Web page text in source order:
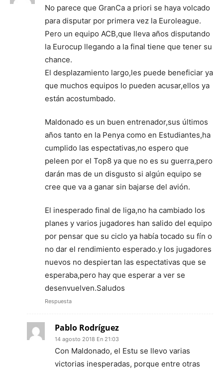
No parece que GranCa a priori se haya volcado
para disputar por primera vez la Euroleague.
Pero un equipo ACB,que lleva años disputando
la Eurocup llegando a la final tiene que tener su
chance.
El desplazamiento largo,les puede beneficiar ya
que muchos equipos lo pueden acusar,ellos ya
están acostumbado.
Maldonado es un buen entrenador,sus últimos
años tanto en la Penya como en Estudiantes,ha
cumplido las espectativas,no espero que
peleen por el Top8 ya que no es su guerra,pero
darán mas de un disgusto si algún equipo se
cree que va a ganar sin bajarse del avión.
El inesperado final de liga,no ha cambiado los
planes y varios jugadores han salido del equipo
por pensar que su ciclo ya había tocado su fín o
no dar el rendimiento esperado.y los jugadores
nuevos no despiertan las espectativas que se
esperaba,pero hay que esperar a ver se
desenvuelven.Saludos
Respuesta
Pablo Rodríguez
14 agosto 2018 En 21:03
Con Maldonado, el Estu se llevo varias
victorias inesperadas, porque entre otras